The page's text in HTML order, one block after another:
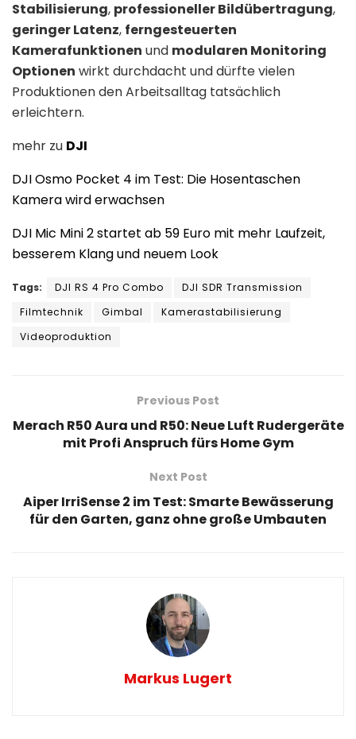
Stabilisierung, professioneller Bildübertragung,
geringer Latenz, ferngesteuerten
Kamerafunktionen und modularen Monitoring
Optionen wirkt durchdacht und dürfte vielen
Produktionen den Arbeitsalltag tatsächlich
erleichtern.
mehr zu DJI
DJI Osmo Pocket 4 im Test: Die Hosentaschen
Kamera wird erwachsen
DJI Mic Mini 2 startet ab 59 Euro mit mehr Laufzeit,
besserem Klang und neuem Look
Tags: DJI RS 4 Pro Combo
DJI SDR Transmission
Filmtechnik
Gimbal
Kamerastabilisierung
Videoproduktion
Previous Post
Merach R50 Aura und R50: Neue Luft Rudergeräte
mit Profi Anspruch fürs Home Gym
Next Post
Aiper IrriSense 2 im Test: Smarte Bewässerung
für den Garten, ganz ohne große Umbauten
Markus Lugert